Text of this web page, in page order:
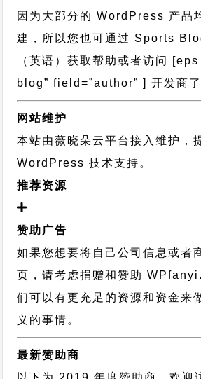
因为大部分的 WordPress 产品
建，所以您也可通过 Sports
（英语）获取帮助或者访问
blog” field=”author” ] 开发商了
网站维护
本站由薇晓朵云平台接入维护，
WordPress 技术支持 。
推荐资源
赞助广告
如果您想要将自己公司信息或者
页，请考虑捐赠和赞助
们可以有更充足的资源和资金来
义的事情。
最新赞助商